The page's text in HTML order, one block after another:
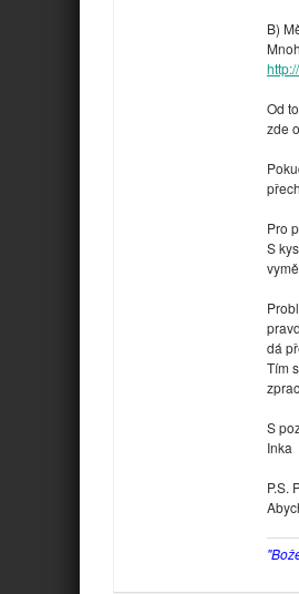
B)
Od
zde
Pro
S
dá
Tím
S
Inka
P.S.